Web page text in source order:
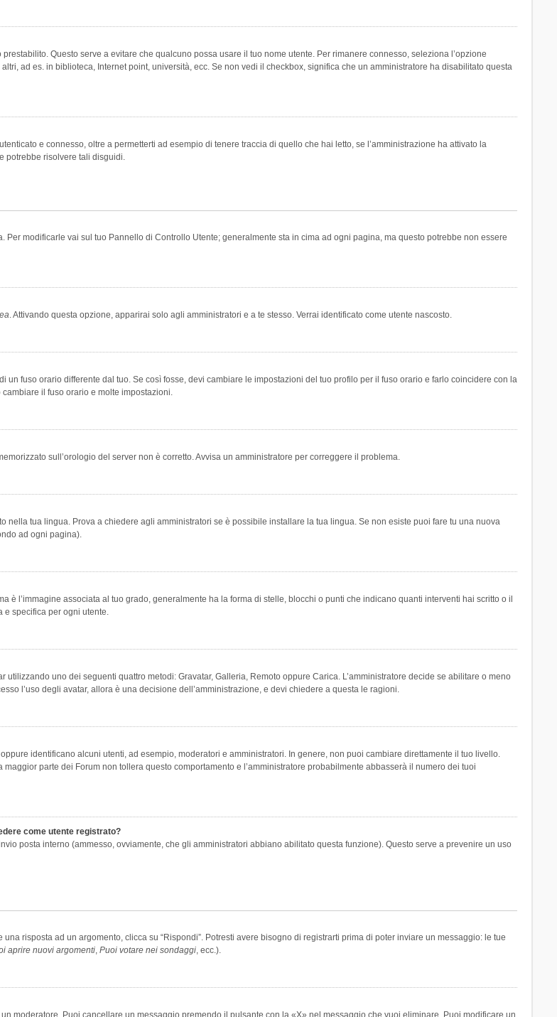
Questo serve a evitare che qualcuno possa usare il tuo nome utente. Per rimanere connesso, seleziona l’opzione
ad es. in biblioteca, Internet point, università, ecc. Se non vedi il checkbox, significa che un amministratore ha disabilitato questa
e connesso, oltre a permetterti ad esempio di tenere traccia di quello che hai letto, se l’amministrazione ha attivato la
potrebbe risolvere tali disguidi.
modificarle vai sul tuo Pannello di Controllo Utente; generalmente sta in cima ad ogni pagina, ma questo potrebbe non essere
. Attivando questa opzione, apparirai solo agli amministratori e a te stesso. Verrai identificato come utente nascosto.
un fuso orario differente dal tuo. Se così fosse, devi cambiare le impostazioni del tuo profilo per il fuso orario e farlo coincidere con la
il fuso orario e molte impostazioni.
sull’orologio del server non è corretto. Avvisa un amministratore per correggere il problema.
nella tua lingua. Prova a chiedere agli amministratori se è possibile installare la tua lingua. Se non esiste puoi fare tu una nuova
ad ogni pagina).
l’immagine associata al tuo grado, generalmente ha la forma di stelle, blocchi o punti che indicano quanti interventi hai scritto o il
e specifica per ogni utente.
uno dei seguenti quattro metodi: Gravatar, Galleria, Remoto oppure Carica. L’amministratore decide se abilitare o meno
l’uso degli avatar, allora è una decisione dell’amministrazione, e devi chiedere a questa le ragioni.
identificano alcuni utenti, ad esempio, moderatori e amministratori. In genere, non puoi cambiare direttamente il tuo livello.
parte dei Forum non tollera questo comportamento e l’amministratore probabilmente abbasserà il numero dei tuoi
come utente registrato?
posta interno (ammesso, ovviamente, che gli amministratori abbiano abilitato questa funzione). Questo serve a prevenire un uso
risposta ad un argomento, clicca su “Rispondi”. Potresti avere bisogno di registrarti prima di poter inviare un messaggio: le tue
aprire nuovi argomenti, Puoi votare nei sondaggi, ecc.).
moderatore. Puoi cancellare un messaggio premendo il pulsante con la «X» nel messaggio che vuoi eliminare. Puoi modificare un